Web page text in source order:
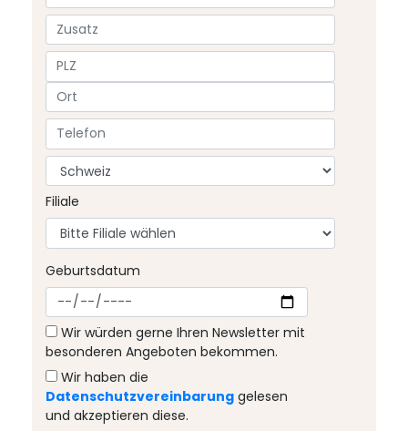
Filiale
Geburtsdatum
Wir würden gerne Ihren Newsletter mit
besonderen Angeboten bekommen.
Wir haben die
Datenschutzvereinbarung gelesen
und akzeptieren diese.